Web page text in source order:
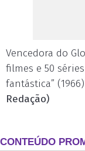
Vencedora do
filmes e 50
fantástica”
Redação)